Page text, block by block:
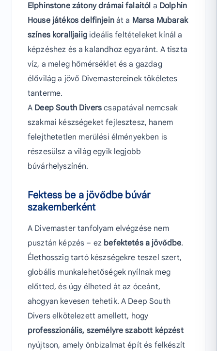
Elphinstone zátony drámai falaitól a Dolphin
House játékos delfinjeinát a Marsa Mubarak
színes koralljaiigideális feltételeket kínál a
képzéshez és a kalandhoz egyaránt. A tiszta
víz, a meleg hőmérséklet és a gazdag
élővilág a jövő Divemastereinek tökéletes
tanterme.
A Deep South Divers csapatával nemcsak
szakmai készségeket fejlesztesz, hanem
felejthetetlen merülési élményekben is
részesülsz a világ egyik legjobb
búvárhelyszínén.
Fektess be a jövődbe búvár
szakemberként
A Divemaster tanfolyam elvégzése nem
pusztán képzés – ez befektetés a jövődbe.
Élethosszig tartó készségekre teszel szert,
globális munkalehetőségek nyílnak meg
előtted, és úgy élheted át az óceánt,
ahogyan kevesen tehetik. A Deep South
Divers elkötelezett amellett, hogy
professzionális, személyre szabott képzést
nyújtson, amely önbizalmat épít és felkészít